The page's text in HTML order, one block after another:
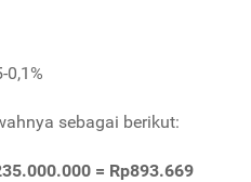
0,1%
sebagai berikut:
= Rp893.669